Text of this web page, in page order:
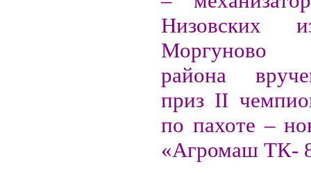
Низовских
Моргуново
района
приз II
по пахоте –
«Агромаш ТК-